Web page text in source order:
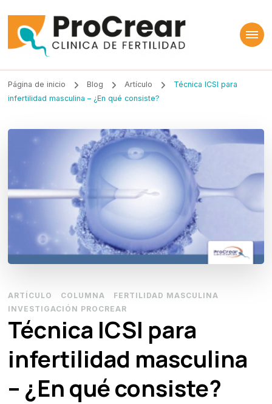
ProCrear
Página de inicio Blog Artículo
Técnica ICSI para
infertilidad masculina – ¿En qué consiste?
ARTÍCULO COLUMNA
FERTILIDAD MASCULINA
INVESTIGACIÓN PROCREAR
Técnica ICSI para
infertilidad masculina
– ¿En qué consiste?